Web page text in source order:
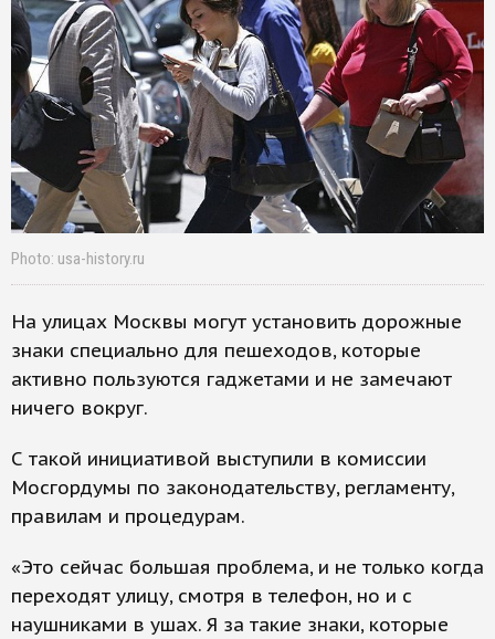
Photo: usa-history.ru
На улицах Москвы могут установить дорожные
знаки специально для пешеходов, которые
активно пользуются гаджетами и не замечают
ничего вокруг.
С такой инициативой выступили в комиссии
Мосгордумы по законодательству, регламенту,
правилам и процедурам.
«Это сейчас большая проблема, и не только когда
переходят улицу, смотря в телефон, но и с
наушниками в ушах. Я за такие знаки, которые